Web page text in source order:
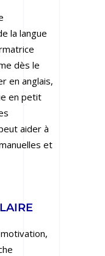
la langue
dès le
en anglais,
en petit
aider à
et